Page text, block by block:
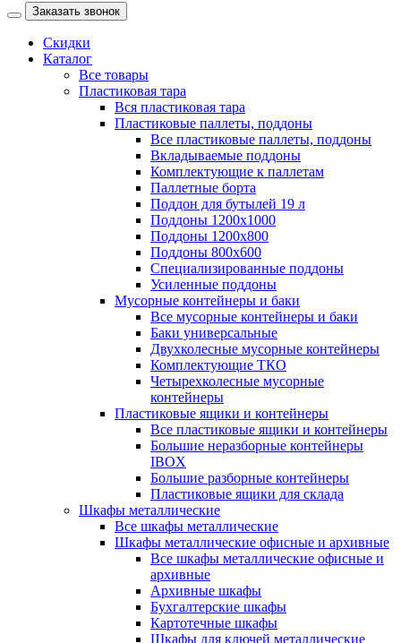
Заказать звонок
Скидки
Каталог
Все товары
Пластиковая тара
Вся пластиковая тара
Пластиковые паллеты, поддоны
Все пластиковые паллеты, поддоны
Вкладываемые поддоны
Комплектующие к паллетам
Паллетные борта
Поддон для бутылей 19 л
Поддоны 1200х1000
Поддоны 1200х800
Поддоны 800х600
Специализированные поддоны
Усиленные поддоны
Мусорные контейнеры и баки
Все мусорные контейнеры и баки
Баки универсальные
Двухколесные мусорные контейнеры
Комплектующие ТКО
Четырехколесные мусорные
контейнеры
Пластиковые ящики и контейнеры
Все пластиковые ящики и контейнеры
Большие неразборные контейнеры
IBOX
Большие разборные контейнеры
Пластиковые ящики для склада
Шкафы металлические
Все шкафы металлические
Шкафы металлические офисные и архивные
Все шкафы металлические офисные и
архивные
Архивные шкафы
Бухгалтерские шкафы
Картотечные шкафы
Шкафы для ключей металлические